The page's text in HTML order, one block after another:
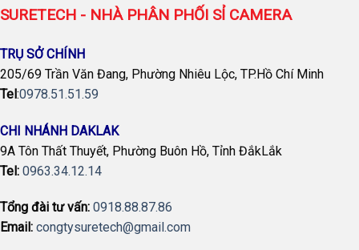
SURETECH - NHÀ PHÂN PHỐI SỈ CAMERA
TRỤ SỞ CHÍNH
205/69 Trần Văn Đang, Phường Nhiêu Lộc, TP.Hồ Chí Minh
Tel:0978.51.51.59
CHI NHÁNH DAKLAK
9A Tôn Thất Thuyết, Phường Buôn Hồ, Tỉnh ĐắkLắk
Tel: 0963.34.12.14
Tổng đài tư vấn: 0918.88.87.86
Email: congtysuretech@gmail.com